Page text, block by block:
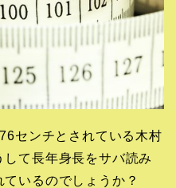
センチとされている木村
て長年身長をサバ読み
いるのでしょうか？